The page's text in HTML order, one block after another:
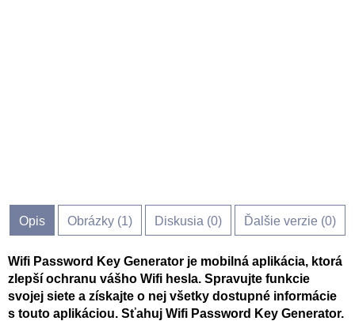
Opis Obrázky (1) Diskusia (0) Ďalšie verzie (0)
Wifi Password Key Generator je mobilná aplikácia, ktorá
zlepší ochranu vášho Wifi hesla. Spravujte funkcie
svojej siete a získajte o nej všetky dostupné informácie
s touto aplikáciou. Sťahuj Wifi Password Key Generator.